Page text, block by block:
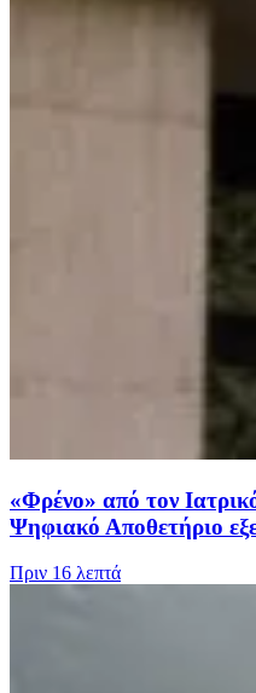
«Φρένο» από τον
Ψηφιακό Αποθετήριο
Πριν 16 λεπτά